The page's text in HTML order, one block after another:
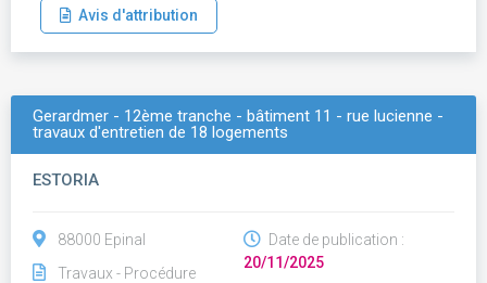
Avis d'attribution
Gerardmer - 12ème tranche - bâtiment 11 - rue lucienne -
travaux d'entretien de 18 logements
ESTORIA
88000 Epinal
Travaux - Procédure
Date de publication :
20/11/2025